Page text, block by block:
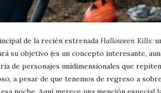
de la recién estrenada Halloween Kills:
su objetivo (es un concepto interesante,
de personajes unidimensionales que
a pesar de que tenemos de regreso a